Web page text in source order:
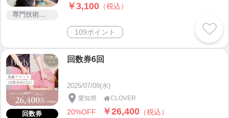
専門技術サービス
￥3,100 （税込）
109ポイント
回数券
回数券6回
2025/07/09(水)
愛知県 CLOVER
20%OFF ￥26,400 （税込）